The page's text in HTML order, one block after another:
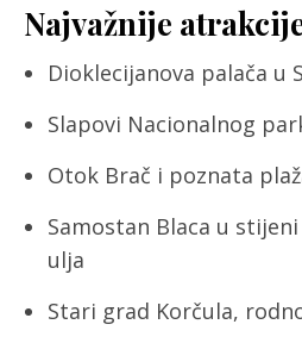
Najvažnije
Dioklecijanova palača u
Slapovi Nacionalnog
Otok Brač i poznata
Samostan Blaca u
ulja
Stari grad Korčula,